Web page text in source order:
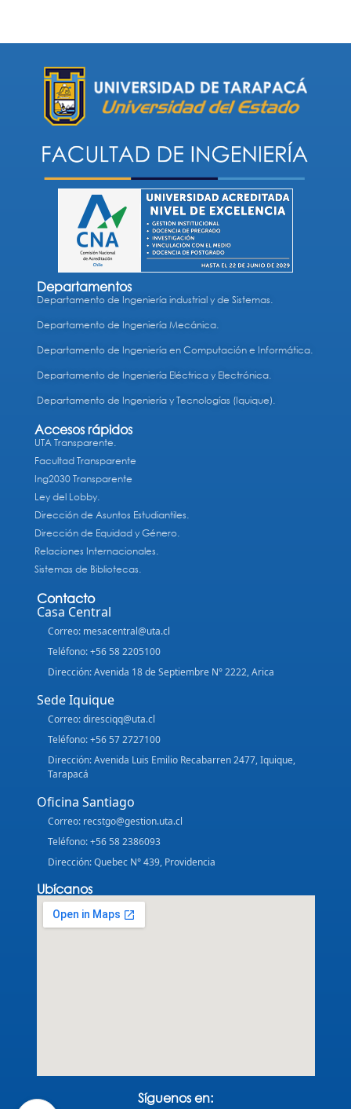
Departamentos
Departamento de Ingeniería industrial y de Sistemas.
Departamento de Ingeniería Mecánica.
Departamento de Ingeniería en Computación e Informática.
Departamento de Ingeniería Eléctrica y Electrónica.
Departamento de Ingeniería y Tecnologías (Iquique).
Accesos rápidos
UTA Transparente.
Facultad Transparente
Ing2030 Transparente
Ley del Lobby.
Dirección de Asuntos Estudiantiles.
Dirección de Equidad y Género.
Relaciones Internacionales.
Sistemas de Bibliotecas.
Contacto
Casa Central
Correo: mesacentral@uta.cl
Teléfono: +56 58 2205100
Dirección: Avenida 18 de Septiembre N° 2222, Arica
Sede Iquique
Correo: diresciqq@uta.cl
Teléfono: +56 57 2727100
Dirección: Avenida Luis Emilio Recabarren 2477, Iquique,
Tarapacá
Oficina Santiago
Correo: recstgo@gestion.uta.cl
Teléfono: +56 58 2386093
Dirección: Quebec N° 439, Providencia
Ubícanos
Síguenos en: